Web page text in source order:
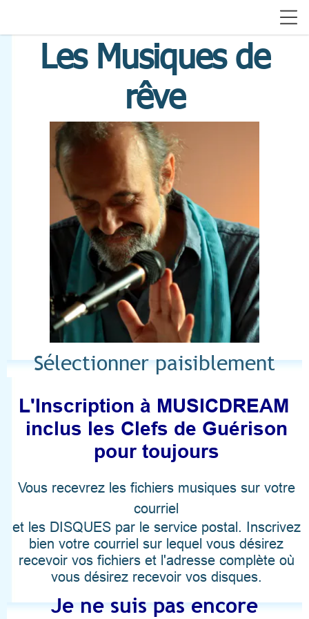
Les Musiques de
rêve
Sélectionner paisiblement
L'Inscription à MUSICDREAM
inclus les Clefs de Guérison
pour toujours
Vous recevrez les fichiers musiques sur votre
courriel
et les DISQUES par le service postal. Inscrivez
bien votre courriel sur lequel vous désirez
recevoir vos fichiers et l'adresse complète où
vous désirez recevoir vos disques.
Je ne suis pas encore